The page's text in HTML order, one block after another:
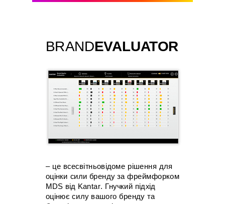
BRANDEVALUATOR
– це всесвітньовідоме рішення для
оцінки сили бренду за фреймфорком
MDS від Kantar. Гнучкий підхід
оцінює силу вашого бренду та